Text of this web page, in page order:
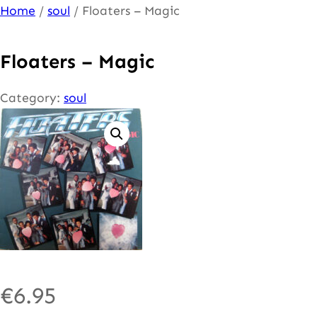
Ga
de
inhoud
Home / soul / Floaters – Magic
Floaters – Magic
Category: soul
€6.95